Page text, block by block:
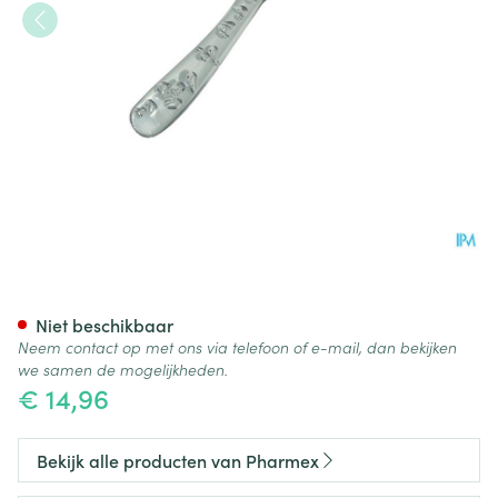
€ 14,96
Niet beschikbaar
Neem contact op met ons via telefoon of e-mail, dan bekijken
we samen de mogelijkheden.
Bekijk alle producten van Pharmex